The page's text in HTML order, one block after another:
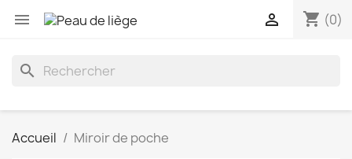
 shopping_cart (0)

search
Accueil Miroir de poche